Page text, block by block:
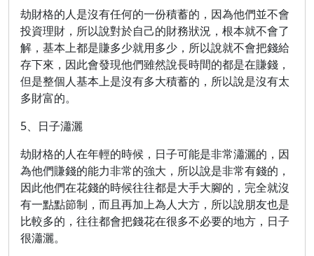
劫財格的人是沒有任何的一份積蓄的，因為他們並不會
投資理財，所以說對於自己的財務狀況，根本就不會了
解，基本上都是賺多少就用多少，所以說就不會把錢給
存下來，因此會發現他們雖然說長時間的都是在賺錢，
但是整個人基本上是沒有多大積蓄的，所以說是沒有太
多財富的。
5、日子瀟灑
劫財格的人在年輕的時候，日子可能是非常瀟灑的，因
為他們賺錢的能力非常的強大，所以說是非常有錢的，
因此他們在花錢的時候往往都是大手大腳的，完全就沒
有一點點節制，而且再加上為人大方，所以說朋友也是
比較多的，往往都會把錢花在很多不必要的地方，日子
很瀟灑。